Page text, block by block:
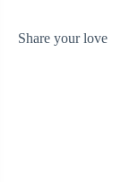
Share your love